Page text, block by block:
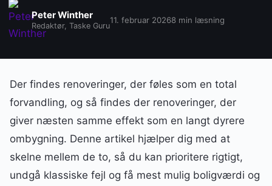
Peter Winther
Redaktør, Taske Guru
11. februar 20268 min læsning
Der findes renoveringer, der føles som en total
forvandling, og så findes der renoveringer, der
giver næsten samme effekt som en langt dyrere
ombygning. Denne artikel hjælper dig med at
skelne mellem de to, så du kan prioritere rigtigt,
undgå klassiske fejl og få mest mulig boligværdi og